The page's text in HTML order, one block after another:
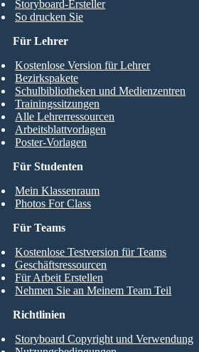
Storyboard-Ersteller
So drucken Sie
Für Studenten
Mein Klassenraum
Photos For Class
Für Lehrer
Kostenlose Version für Lehrer
Bezirkspakete
Schulbibliotheken und Medienzentren
Trainingssitzungen
Alle Lehrerressourcen
Arbeitsblattvorlagen
Poster-Vorlagen
Für Teams
Kostenlose Testversion für Teams
Geschäftsressourcen
Für Arbeit Erstellen
Nehmen Sie an Meinem Team Teil
Richtlinien
Storyboard Copyright und Verwendung